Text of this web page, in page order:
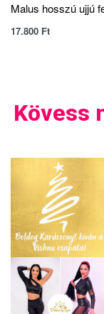
Malus hosszú ujjú
17.800 Ft
Kövess